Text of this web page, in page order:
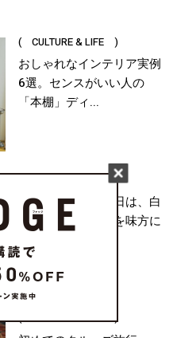
( CULTURE & LIFE )
おしゃれなインテリア実例
6選。センスがいい人の
「本棚」ディ...
黒を軽やかに着る日は、白
シャツとスカーフを味方に
( CULTURE & LIFE )